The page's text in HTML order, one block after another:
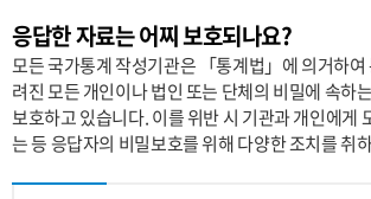
응답한 자료는 어찌 보호되나요?
모든 국가통계 작성기관은 「통계법」에 의거하
려진 모든 개인이나 법인 또는 단체의 비밀에 속하
보호하고 있습니다. 이를 위반 시 기관과 개인에게
는 등 응답자의 비밀보호를 위해 다양한 조치를 취